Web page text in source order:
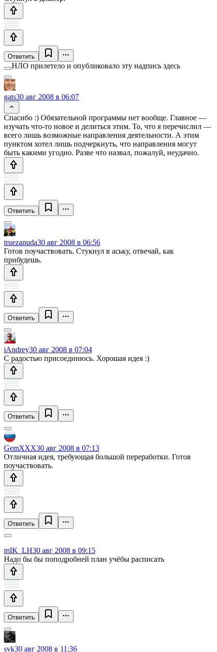
Ответить
НЛО прилетело и опубликовало эту надпись здесь
gats30 авг 2008 в 06:07
Спасибо :) Обязательной программы нет вообще. Главное —
изучать что-то новое и делиться этим. То, что я перечислил —
всего лишь возможные направления деятельности. А этим
пунктом хотел лишь подчеркнуть, что направления могут
быть какими угодно. Разве что назвал, пожалуй, неудачно.
Ответить
truezanuda30 авг 2008 в 06:56
Готов поучаствовать. Стукнул в аську, отвечай, как
прибудешь.
Ответить
iAndrey30 авг 2008 в 07:04
С радостью присоединюсь. Хорошая идея :)
Ответить
GemXXX30 авг 2008 в 07:13
Отличная идея, требующая большой переработки. Готов
поучаствовать.
Ответить
mIK_LH30 авг 2008 в 09:15
Надо бы бы поподробней план учёбы расписать
Ответить
svk30 авг 2008 в 11:36